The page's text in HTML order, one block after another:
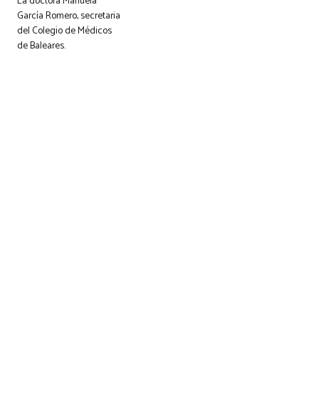
García Romero, secretaria
del Colegio de Médicos
de Baleares.